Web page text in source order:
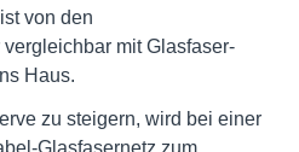
von den
mit Glasfaser-
Haus.
zu steigern, wird bei einer
Glasfasernetz zum